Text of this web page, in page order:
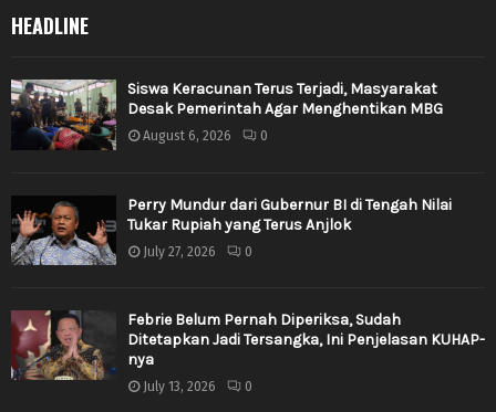
HEADLINE
Siswa Keracunan Terus Terjadi, Masyarakat
Desak Pemerintah Agar Menghentikan MBG
August 6, 2026 0
Perry Mundur dari Gubernur BI di Tengah Nilai
Tukar Rupiah yang Terus Anjlok
July 27, 2026 0
Febrie Belum Pernah Diperiksa, Sudah
Ditetapkan Jadi Tersangka, Ini Penjelasan KUHAP-
nya
July 13, 2026 0